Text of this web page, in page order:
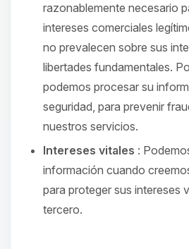
razonablemente necesario
intereses comerciales
no prevalecen sobre sus
libertades fundamentales.
podemos procesar su
seguridad, para prevenir
nuestros servicios.
Intereses vitales :
información cuando
para proteger sus intereses
tercero.